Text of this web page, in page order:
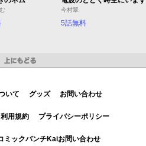
今村翠
5話無料
いて グッズ お問い合わせ
利用規約 プライバシーポリシー
ミックバンチKaiお問い合わせ